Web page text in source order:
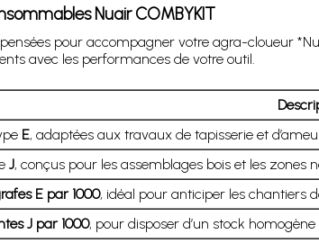
Nuair COMBYKIT
pour accompagner votre agra-cloueur
avec les performances de votre outil.
E, adaptées aux travaux de tapisserie et
J, conçus pour les assemblages bois et les zones
E par 1000, idéal pour anticiper les chantiers
J par 1000, pour disposer d’un stock